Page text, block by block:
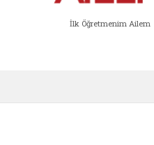
İlk Öğretmenim Ailem